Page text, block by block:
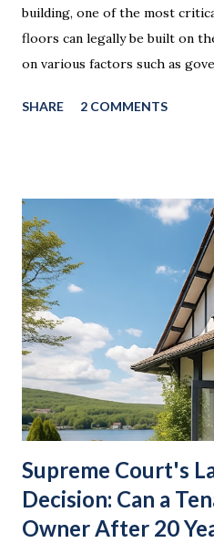
building, one of the most
floors can legally be built on
on various factors such as
these factors is essential to
1. Understanding FSI (Floor
Ratio) The Floor Space Index
(FAR) is the most crucial
maximum number of floors
Formula for FSI: FSI = Total
Area Example: Suppose you
the local FSI is 2.0 . This
built-up area of 2,000 sq.
area in differ...
SHARE 2 COMMENTS
Supreme Court's
Decision: Can a
Owner After 20